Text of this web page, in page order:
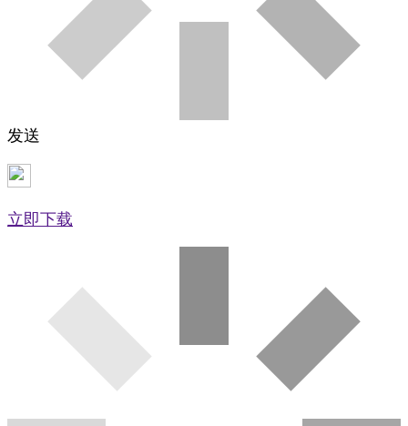
发送
立即下载